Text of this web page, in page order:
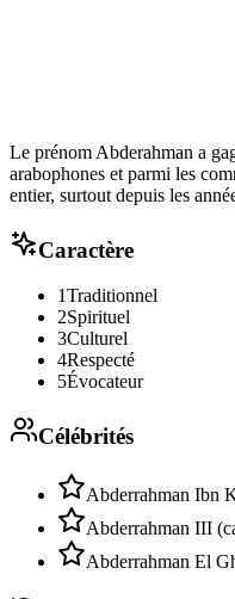
Le prénom Abderahman a
arabophones et parmi les
entier, surtout depuis les
Caractère
1Traditionnel
2Spirituel
3Culturel
4Respecté
5Évocateur
Célébrités
Abderrahman Ibn
Abderrahman III
Abderrahman El